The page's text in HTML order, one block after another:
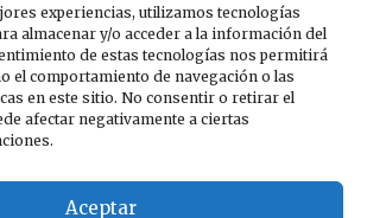
experiencias, utilizamos tecnologías
almacenar y/o acceder a la información del
de estas tecnologías nos permitirá
el comportamiento de navegación o las
en este sitio. No consentir o retirar el
afectar negativamente a ciertas
Aceptar